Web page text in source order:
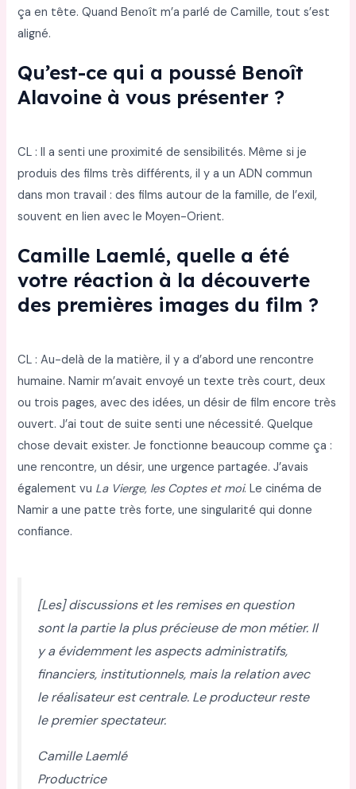
ça en tête. Quand Benoît m’a parlé de Camille, tout s’est
aligné.
Qu’est-ce qui a poussé Benoît
Alavoine à vous présenter ?
CL : Il a senti une proximité de sensibilités. Même si je
produis des films très différents, il y a un ADN commun
dans mon travail : des films autour de la famille, de l’exil,
souvent en lien avec le Moyen-Orient.
Camille Laemlé, quelle a été
votre réaction à la découverte
des premières images du film ?
CL : Au-delà de la matière, il y a d’abord une rencontre
humaine. Namir m’avait envoyé un texte très court, deux
ou trois pages, avec des idées, un désir de film encore très
ouvert. J’ai tout de suite senti une nécessité. Quelque
chose devait exister. Je fonctionne beaucoup comme ça :
une rencontre, un désir, une urgence partagée. J’avais
également vu La Vierge, les Coptes et moi. Le cinéma de
Namir a une patte très forte, une singularité qui donne
confiance.
[Les] discussions et les remises en question
sont la partie la plus précieuse de mon métier. Il
y a évidemment les aspects administratifs,
financiers, institutionnels, mais la relation avec
le réalisateur est centrale. Le producteur reste
le premier spectateur.
Camille Laemlé
Productrice